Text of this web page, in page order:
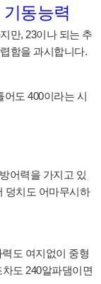
동능력
만, 23이나 되는 추
함을 과시합니다.
도 400이라는 시
어력을 가지고 있
덩치도 어마무시하
도 여지없이 중형
도 240알파댐이면